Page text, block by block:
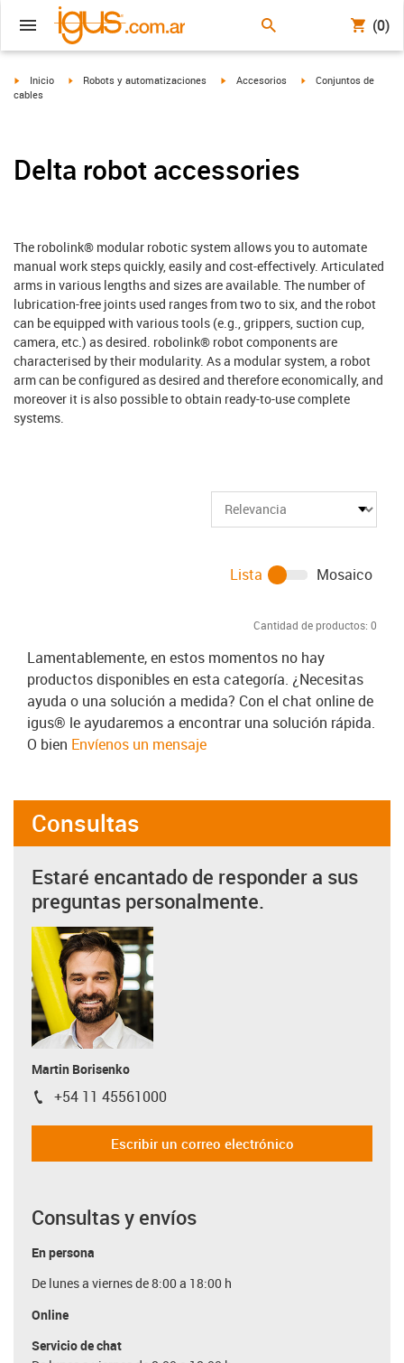
(0)
igus-icon-arrow-right
Inicio igus-icon-arrow-right
Robots y automatizaciones igus-icon-arrow-right
Accesorios igus-icon-arrow-right
Conjuntos de
cables
Delta robot accessories
The robolink® modular robotic system allows you to automate
manual work steps quickly, easily and cost-effectively. Articulated
arms in various lengths and sizes are available. The number of
lubrication-free joints used ranges from two to six, and the robot
can be equipped with various tools (e.g., grippers, suction cup,
camera, etc.) as desired. robolink® robot components are
characterised by their modularity. As a modular system, a robot
arm can be configured as desired and therefore economically, and
moreover it is also possible to obtain ready-to-use complete
systems.
Cantidad de productos: 0
Lista Mosaico
Lamentablemente, en estos momentos no hay
productos disponibles en esta categoría. ¿Necesitas
ayuda o una solución a medida? Con el chat online de
igus® le ayudaremos a encontrar una solución rápida.
O bien Envíenos un mensaje
Consultas
Estaré encantado de responder a sus
preguntas personalmente.
Martin Borisenko
igus-icon-phone
+54 11 45561000
Escribir un correo electrónico
Consultas y envíos
En persona
De lunes a viernes de 8:00 a 18:00 h
Online
Servicio de chat